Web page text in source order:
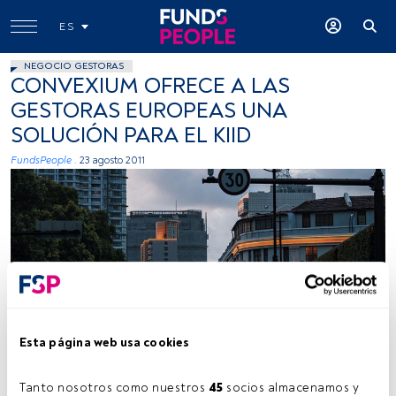
Esta página web usa cookies
Tanto nosotros como nuestros 45 socios almacenamos y
ES
NEGOCIO GESTORAS
CONVEXIUM OFRECE A LAS
GESTORAS EUROPEAS UNA
SOLUCIÓN PARA EL KIID
FundsPeople . 23 agosto 2011
Tiempo lectura:2 min.